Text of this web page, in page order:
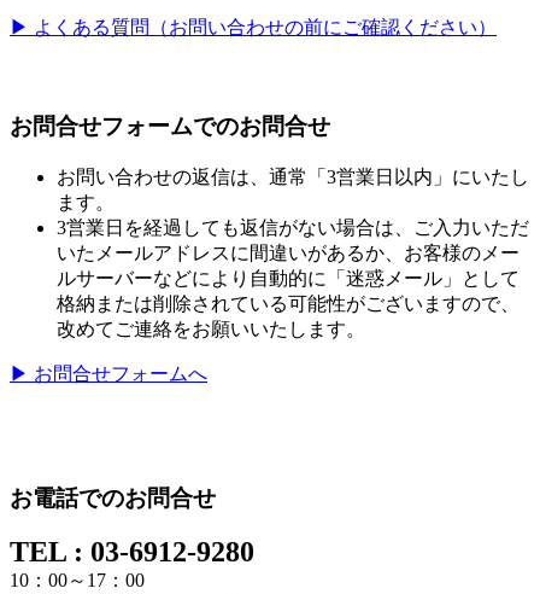
▶ よくある質問（お問い合わせの前にご確認ください）
お問合せフォームでのお問合せ
お問い合わせの返信は、通常「3営業日以内」にいたし
ます。
3営業日を経過しても返信がない場合は、ご入力いただ
いたメールアドレスに間違いがあるか、お客様のメー
ルサーバーなどにより自動的に「迷惑メール」として
格納または削除されている可能性がございますので、
改めてご連絡をお願いいたします。
▶ お問合せフォームへ
お電話でのお問合せ
TEL : 03-6912-9280
10：00～17：00